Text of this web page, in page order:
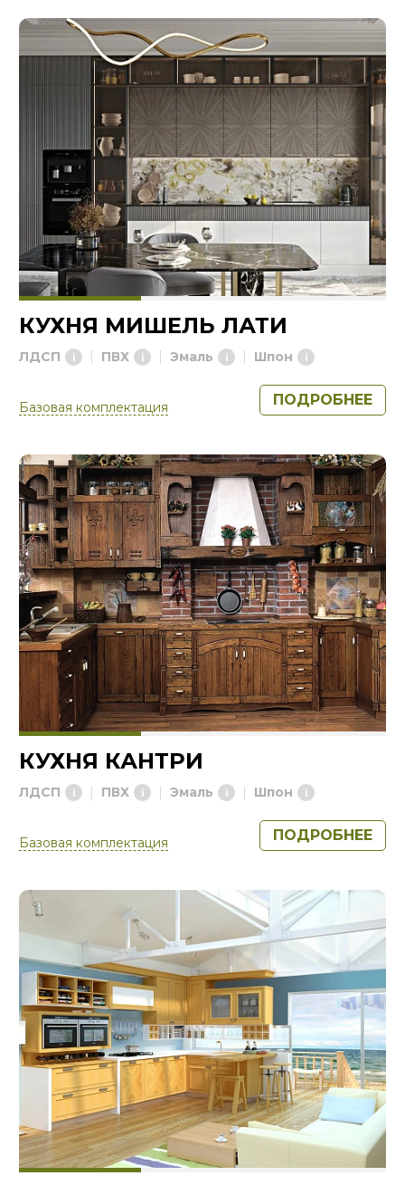
КУХНЯ МИШЕЛЬ ЛАТИ
ЛДСП ПВХ Эмаль Шпон
Базовая комплектация ПОДРОБНЕЕ
КУХНЯ КАНТРИ
ЛДСП ПВХ Эмаль Шпон
Базовая комплектация ПОДРОБНЕЕ